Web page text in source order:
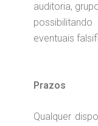
auditoria,
eventuais
Prazos
Qualquer